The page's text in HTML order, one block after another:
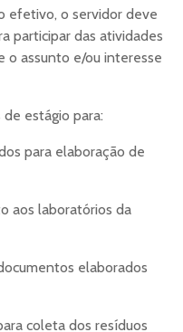
efetivo, o servidor deve
participar das atividades
o assunto e/ou interesse
estágio para:
para elaboração de
aos laboratórios da
elaborados
coleta dos resíduos